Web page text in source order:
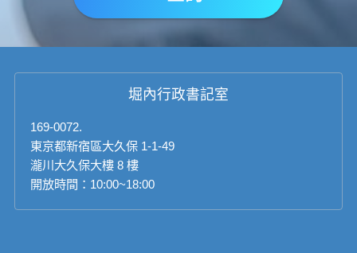
堀內行政書記室
169-0072.
東京都新宿區大久保 1-1-49
瀧川大久保大樓 8 樓
開放時間：10:00~18:00